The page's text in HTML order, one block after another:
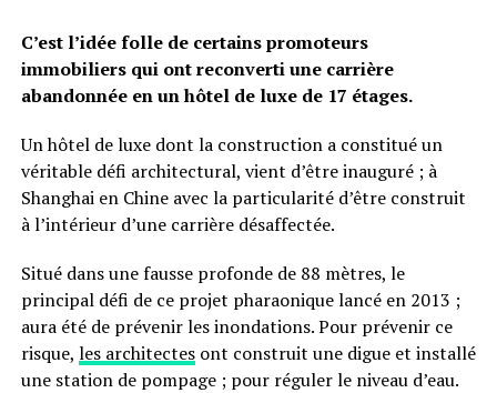
C’est l’idée folle de certains promoteurs
immobiliers qui ont reconverti une carrière
abandonnée en un hôtel de luxe de 17 étages.
Un hôtel de luxe dont la construction a constitué un
véritable défi architectural, vient d’être inauguré ; à
Shanghai en Chine avec la particularité d’être construit
à l’intérieur d’une carrière désaffectée.
Situé dans une fausse profonde de 88 mètres, le
principal défi de ce projet pharaonique lancé en 2013 ;
aura été de prévenir les inondations. Pour prévenir ce
risque, les architectesont construit une digue et installé
une station de pompage ; pour réguler le niveau d’eau.